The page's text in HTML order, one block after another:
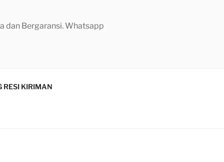
dan Bergaransi. Whatsapp
RESI KIRIMAN